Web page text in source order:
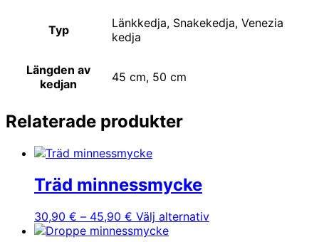
Typ
Länkkedja, Snakekedja, Venezia
kedja
Längden av
kedjan
45 cm, 50 cm
Relaterade produkter
Träd minnessmycke
30,90 € – 45,90 € Prisintervall:
30,90 €
Välj alternativDen